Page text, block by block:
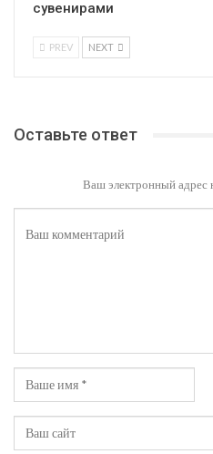
сувенирами
PREV NEXT
Оставьте ответ
Ваш электронный адрес